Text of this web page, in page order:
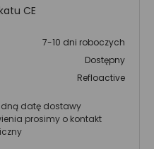
CE
7-10 dni roboczych
Dostępny
Refloactive
datę dostawy
prosimy o kontakt